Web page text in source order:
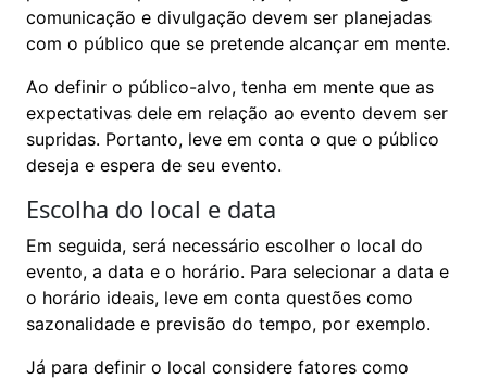
comunicação e divulgação devem ser planejadas
com o público que se pretende alcançar em mente.
Ao definir o público-alvo, tenha em mente que as
expectativas dele em relação ao evento devem ser
supridas. Portanto, leve em conta o que o público
deseja e espera de seu evento.
Escolha do local e data
Em seguida, será necessário escolher o local do
evento, a data e o horário. Para selecionar a data e
o horário ideais, leve em conta questões como
sazonalidade e previsão do tempo, por exemplo.
Já para definir o local considere fatores como